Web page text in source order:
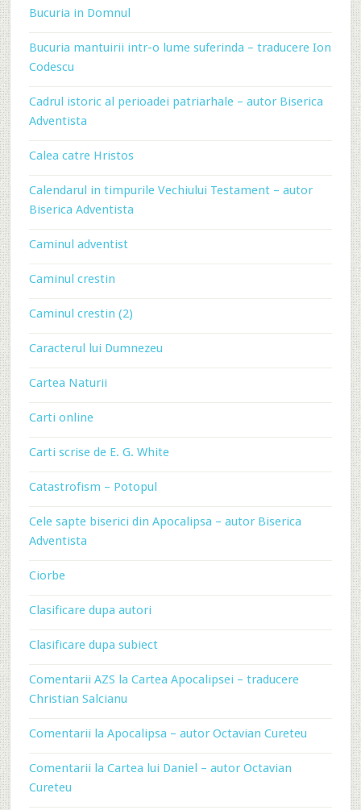
Bucuria in Domnul
Bucuria mantuirii intr-o lume suferinda – traducere Ion
Codescu
Cadrul istoric al perioadei patriarhale – autor Biserica
Adventista
Calea catre Hristos
Calendarul in timpurile Vechiului Testament – autor
Biserica Adventista
Caminul adventist
Caminul crestin
Caminul crestin (2)
Caracterul lui Dumnezeu
Cartea Naturii
Carti online
Carti scrise de E. G. White
Catastrofism – Potopul
Cele sapte biserici din Apocalipsa – autor Biserica
Adventista
Ciorbe
Clasificare dupa autori
Clasificare dupa subiect
Comentarii AZS la Cartea Apocalipsei – traducere
Christian Salcianu
Comentarii la Apocalipsa – autor Octavian Cureteu
Comentarii la Cartea lui Daniel – autor Octavian
Cureteu